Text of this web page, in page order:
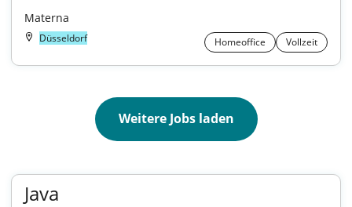
Materna
Düsseldorf Homeoffice Vollzeit
Weitere Jobs laden
Java